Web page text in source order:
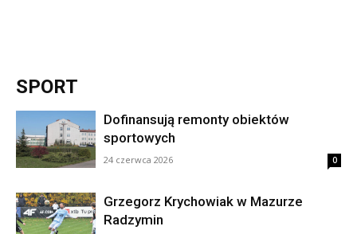
SPORT
Dofinansują remonty obiektów
sportowych
24 czerwca 2026 0
Grzegorz Krychowiak w Mazurze
Radzymin